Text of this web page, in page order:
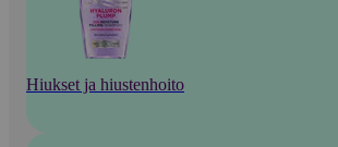
Hiukset ja hiustenhoito